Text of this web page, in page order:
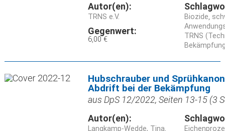
Autor(en):
TRNS e.V.
Gegenwert:
6,00 €
Biozide
TRNS
Hubschrauber und
Abdrift bei der Bekämpfung
aus DpS 12/2022, Seiten 13-15 (3
Autor(en):
Langkamp-Wedde, Tina